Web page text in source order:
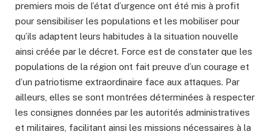
premiers mois de l’état d’urgence ont été mis à profit
pour sensibiliser les populations et les mobiliser pour
qu’ils adaptent leurs habitudes à la situation nouvelle
ainsi créée par le décret. Force est de constater que les
populations de la région ont fait preuve d’un courage et
d’un patriotisme extraordinaire face aux attaques. Par
ailleurs, elles se sont montrées déterminées à respecter
les consignes données par les autorités administratives
et militaires, facilitant ainsi les missions nécessaires à la